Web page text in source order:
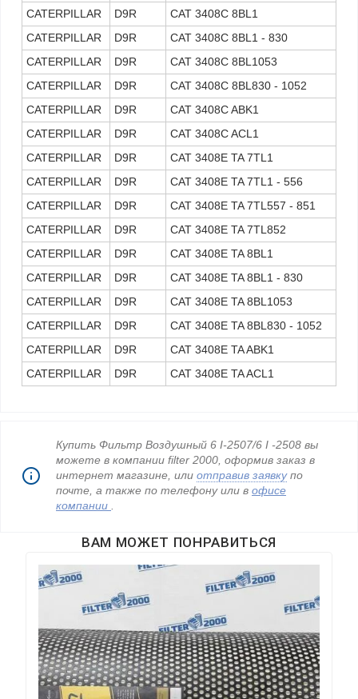
CATERPILLAR
D9R
CAT 3408C 8BL1
CATERPILLAR
D9R
CAT 3408C 8BL1 - 830
CATERPILLAR
D9R
CAT 3408C 8BL1053
CATERPILLAR
D9R
CAT 3408C 8BL830 - 1052
CATERPILLAR
D9R
CAT 3408C ABK1
CATERPILLAR
D9R
CAT 3408C ACL1
CATERPILLAR
D9R
CAT 3408E TA 7TL1
CATERPILLAR
D9R
CAT 3408E TA 7TL1 - 556
CATERPILLAR
D9R
CAT 3408E TA 7TL557 - 851
CATERPILLAR
D9R
CAT 3408E TA 7TL852
CATERPILLAR
D9R
CAT 3408E TA 8BL1
CATERPILLAR
D9R
CAT 3408E TA 8BL1 - 830
CATERPILLAR
D9R
CAT 3408E TA 8BL1053
CATERPILLAR
D9R
CAT 3408E TA 8BL830 - 1052
CATERPILLAR
D9R
CAT 3408E TA ABK1
CATERPILLAR
D9R CAT 3408E TA ACL1
Купить Фильтр Воздушный 6 I-2507/6 I -2508 вы
можете в компании filter 2000, оформив заказ в
интернет магазине, или отправив заявкупо
почте, а также по телефонуили в офисе
компании
ВАМ МОЖЕТ ПОНРАВИТЬСЯ